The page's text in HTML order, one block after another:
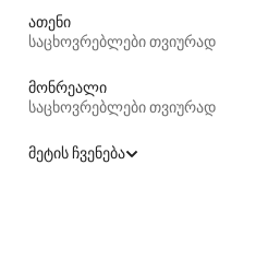
ათენი
საცხოვრებლები თვიურად
მონრეალი
საცხოვრებლები თვიურად
მეტის ჩვენება